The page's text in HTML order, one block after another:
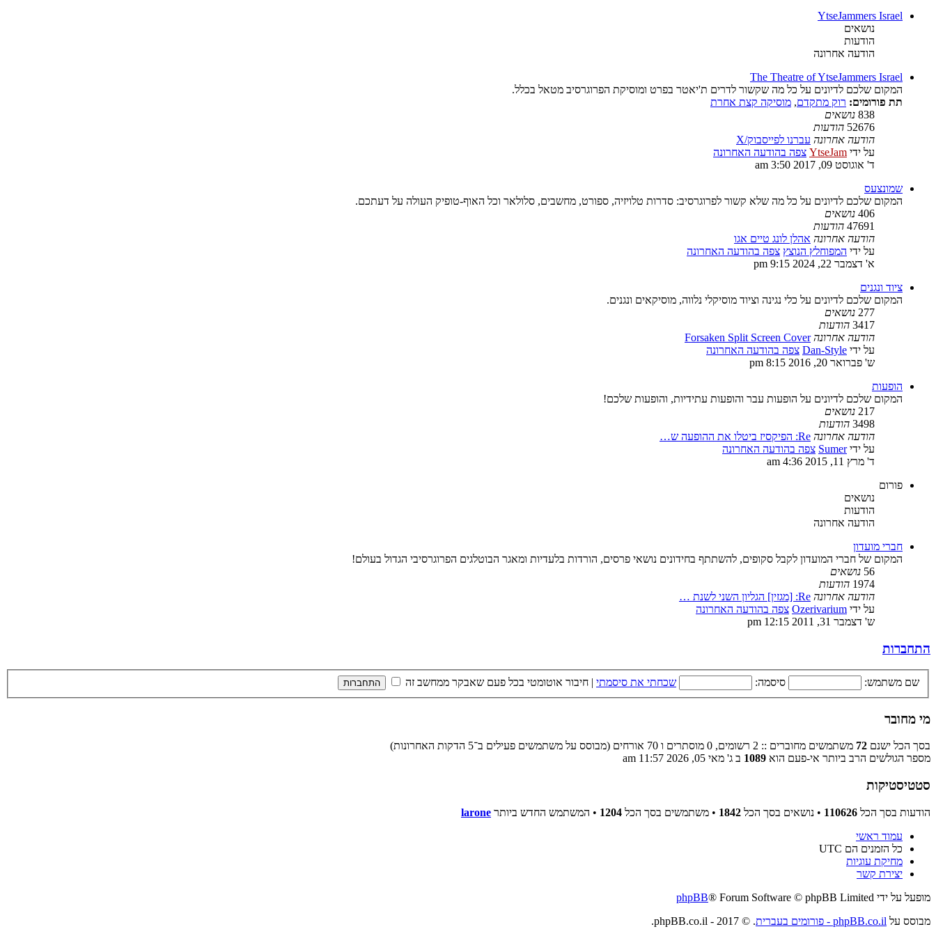
YtseJammers Israel
נושאים
הודעות
הודעה אחרונה
The Theatre of YtseJammers Israel
המקום שלכם לדיונים על כל מה שקשור לדרים ת'יאטר בפרט ומוסיקת הפרוגרסיב מטאל בכלל.
תת פורומים: רוק מתקדם, מוסיקה קצת אחרת
838 נושאים
52676 הודעות
הודעה אחרונה עברנו לפייסבוק/X
על ידי YtseJam צפה בהודעה האחרונה
ד' אוגוסט 09, 2017 3:50 am
שמונצעס
המקום שלכם לדיונים על כל מה שלא קשור לפרוגרסיב: סדרות טלויזיה, ספורט, מחשבים, סלולאר וכל האוף-טופיק העולה על דעתכם.
406 נושאים
47691 הודעות
הודעה אחרונה אהלן לונג טיים אגו
על ידי המפוחלץ הנוצץ צפה בהודעה האחרונה
א' דצמבר 22, 2024 9:15 pm
ציוד ונגנים
המקום שלכם לדיונים על כלי נגינה וציוד מוסיקלי נלווה, מוסיקאים ונגנים.
277 נושאים
3417 הודעות
הודעה אחרונה Forsaken Split Screen Cover
על ידי Dan-Style צפה בהודעה האחרונה
ש' פברואר 20, 2016 8:15 pm
הופעות
המקום שלכם לדיונים על הופעות עבר והופעות עתידיות, והופעות שלכם!
217 נושאים
3498 הודעות
הודעה אחרונה Re: הפיקסיז ביטלו את ההופעה ש…
על ידיSumer צפה בהודעה האחרונה
ד' מרץ 11, 2015 4:36 am
פורום
נושאים
הודעות
הודעה אחרונה
חברי מועדון
המקום של חברי המועדון לקבל סקופים, להשתתף בחידונים נושאי פרסים, הורדות בלעדיות ומאגר הבוטלגים הפרוגרסיבי הגדול בעולם!
56 נושאים
1974 הודעות
הודעה אחרונה Re: [מגזין] הגליון השני לשנת …
על ידי Ozerivarium צפה בהודעה האחרונה
ש' דצמבר 31, 2011 12:15 pm
התחברות
שם משתמש: סיסמה: שכחתי את סיסמתי | חיבור אוטומטי בכל פעם שאבקר ממחשב זה
מי מחובר
בסך הכל ישנם 72 משתמשים מחוברים :: 2 רשומים, 0 מוסתרים ו 70 אורחים (מבוסס על משתמשים פעילים ב־5 הדקות האחרונות)
מספר הגולשים הרב ביותר אי-פעם הוא 1089 ב ג' מאי 05, 2026 11:57 am
סטטיסטיקות
הודעות בסך הכל 110626 • נושאים בסך הכל 1842 • משתמשים בסך הכל 1204 • המשתמש החדש ביותר larone
עמוד ראשי
כל הזמנים הם UTC
מחיקת עוגיות
יצירת קשר
מופעל על ידי
phpBB® Forum Software © phpBB Limited
מבוסס על phpBB.co.il - פורומים בעברית . © 2017 - phpBB.co.il.